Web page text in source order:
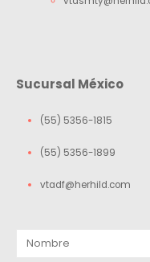
Sucursal México
(55) 5356-1815
(55) 5356-1899
vtadf@herhild.com